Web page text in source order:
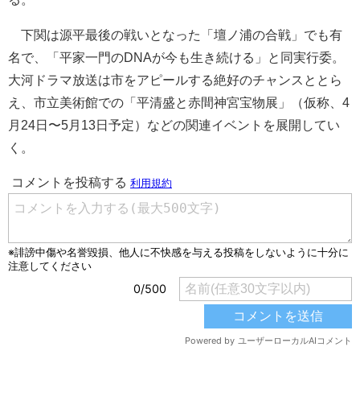
下関は源平最後の戦いとなった「壇ノ浦の合戦」でも有
名で、「平家一門のDNAが今も生き続ける」と同実行委。
大河ドラマ放送は市をアピールする絶好のチャンスととら
え、市立美術館での「平清盛と赤間神宮宝物展」（仮称、4
月24日〜5月13日予定）などの関連イベントを展開してい
く。